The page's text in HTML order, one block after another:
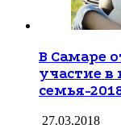
В Самаре
участие в
семья-
27.03.2018